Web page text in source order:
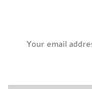
Your email